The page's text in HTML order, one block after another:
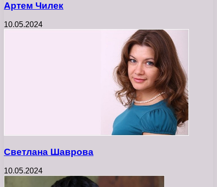
Артем Чилек
10.05.2024
Светлана Шаврова
10.05.2024